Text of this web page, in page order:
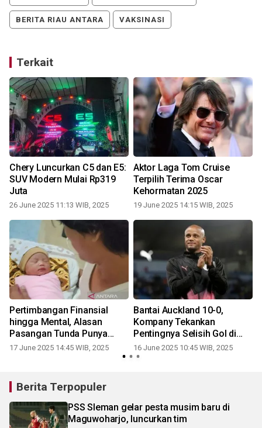
BERITA RIAU ANTARA VAKSINASI
Terkait
Chery Luncurkan C5 dan E5:
SUV Modern Mulai Rp319
Juta
26 June 2025 11:13 WIB, 2025
Aktor Laga Tom Cruise
Terpilih Terima Oscar
Kehormatan 2025
19 June 2025 14:15 WIB, 2025
Pertimbangan Finansial
hingga Mental, Alasan
Pasangan Tunda Punya
Anak
17 June 2025 14:45 WIB, 2025
Bantai Auckland 10-0,
Kompany Tekankan
Pentingnya Selisih Gol di
Grup Berat
16 June 2025 10:45 WIB, 2025
Berita Terpopuler
PSS Sleman gelar pesta musim baru di
Maguwoharjo, luncurkan tim